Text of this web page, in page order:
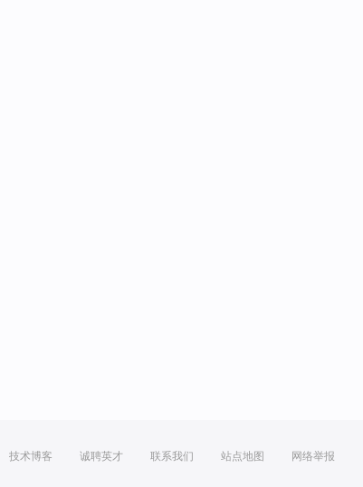
技术博客 诚聘英才 联系我们 站点地图 网络举报